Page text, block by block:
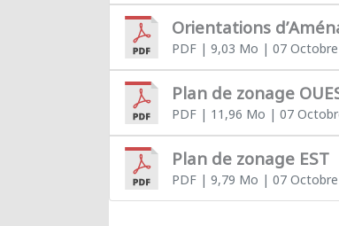
Orientations
PDF| 9,03 Mo | 07
Plan de zonage
PDF| 11,96 Mo | 07
Plan de zonage EST
PDF| 9,79 Mo | 07